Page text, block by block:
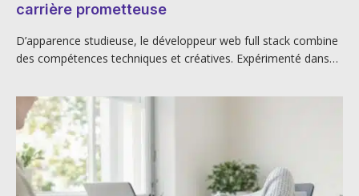
carrière prometteuse
D’apparence studieuse, le développeur web full stack combine
des compétences techniques et créatives. Expérimenté dans…